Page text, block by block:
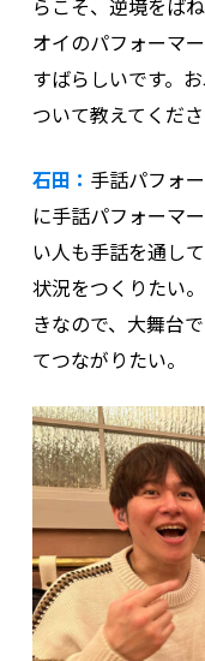
オイのパフォーマ
すばらしいです。
ついて教えてくださ
石田： 手話パフォ
に手話パフォーマ
い人も手話を通し
状況をつくりたい
きなので、大舞台
てつながりたい。